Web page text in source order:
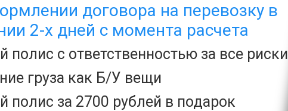
договора на перевозку в
2-х дней с момента расчета
полис с ответственностью за все риски
груза как Б/У вещи
полис за 2700 рублей в подарок